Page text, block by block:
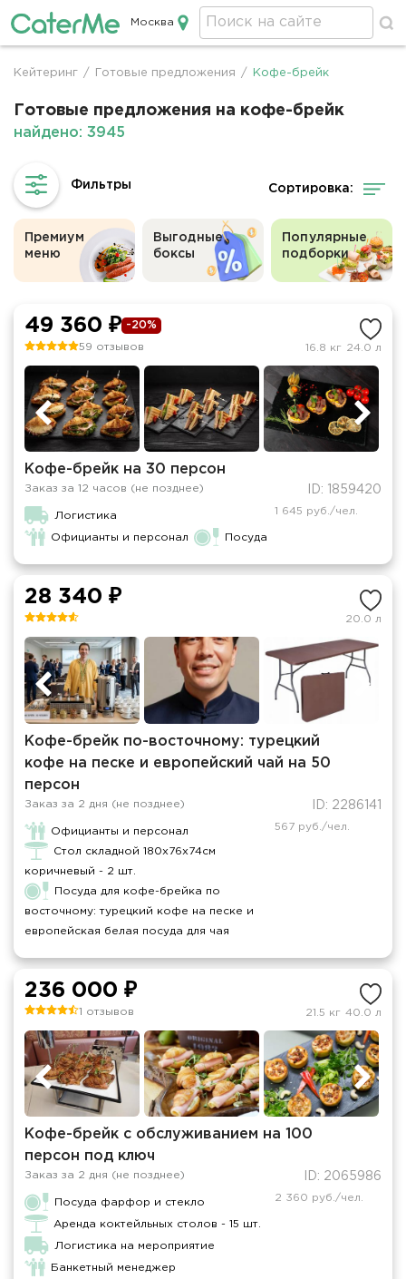
Кейтеринг в Москве
Москва
Строка
Кейтеринг / Готовые предложения / Кофе-брейк
Готовые предложения на кофе-брейк
найдено: 3945
Сортировка:
Премиум
меню
Выгодные
боксы
Популярные
подборки
49 360 ₽ -20%
59 отзывов 16.8 кг 24.0 л
Кофе-брейк на 30 персон
Заказ за 12 часов (не позднее) ID: 1859420
Логистика
Официанты и персонал Посуда
1 645 руб./чел.
28 340 ₽
20.0 л
Кофе-брейк по-восточному: турецкий
кофе на песке и европейский чай на 50
персон
Заказ за 2 дня (не позднее) ID: 2286141
Официанты и персонал
Стол складной 180х76х74см
коричневый - 2 шт.
Посуда для кофе-брейка по
восточному: турецкий кофе на песке и
европейская белая посуда для чая
567 руб./чел.
236 000 ₽
1 отзывов 21.5 кг 40.0 л
Кофе-брейк с обслуживанием на 100
персон под ключ
Заказ за 2 дня (не позднее) ID: 2065986
Посуда фарфор и стекло
Аренда коктейльных столов - 15 шт.
Логистика на мероприятие
Банкетный менеджер
2 360 руб./чел.